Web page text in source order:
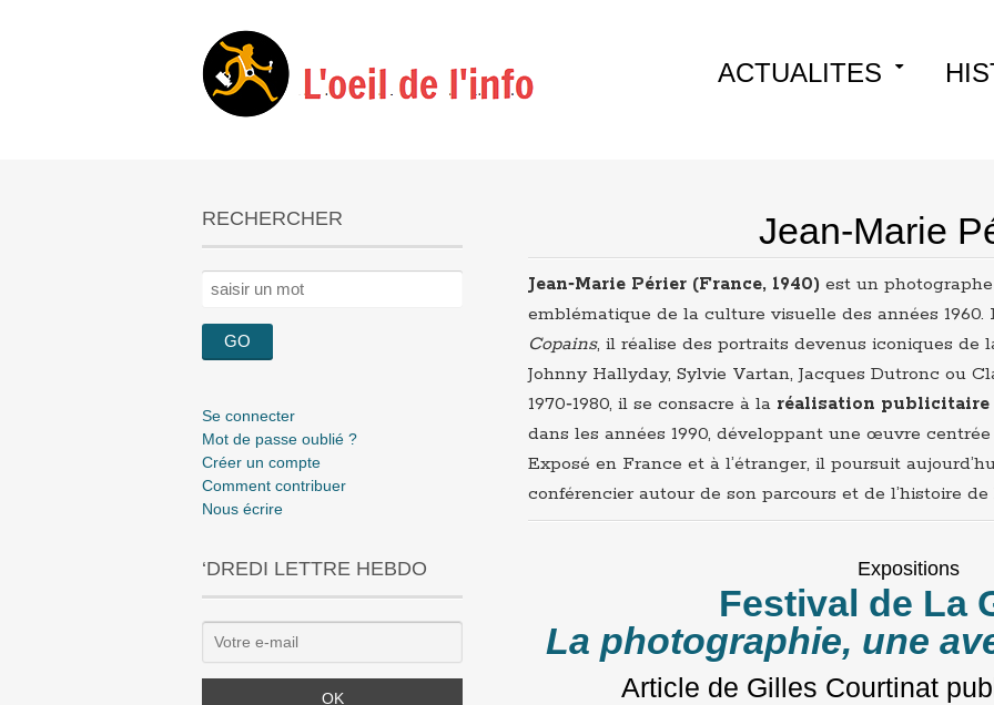
Skip
ACTUALITES
Jean-Marie
Jean‑Marie Périer (France, 1940) est un
emblématique de la culture visuelle des années 1960.
Copains, il réalise des portraits devenus iconiques de
Johnny Hallyday, Sylvie Vartan, Jacques Dutronc ou
1970‑1980, il se consacre à la réalisation publicitaire
dans les années 1990, développant une œuvre
Exposé en France et à l’étranger, il poursuit
conférencier autour de son parcours et de l’histoire
Expositions
Festival de La
La photographie, une
Article de Gilles Courtinat
RECHERCHER
Rechercher :
Se connecter
Mot de passe oublié ?
Créer un compte
Comment contribuer
Nous écrire
‘DREDI LETTRE HEBDO